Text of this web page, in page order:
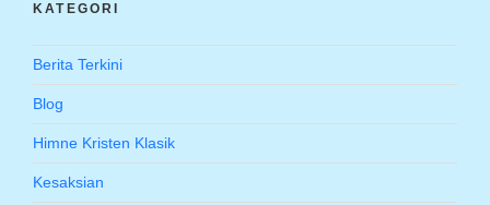
KATEGORI
Berita Terkini
Blog
Himne Kristen Klasik
Kesaksian